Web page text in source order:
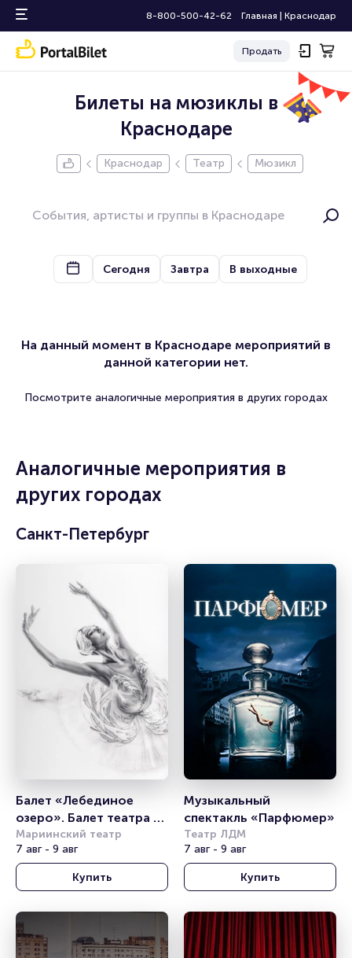
8-800-500-42-62 Главная Краснодар
Продать
Билеты на мюзиклы в
Краснодаре
Краснодар Театр Мюзикл
Сегодня Завтра В выходные
На данный момент в Краснодаре мероприятий в
данной категории нет.
Посмотрите аналогичные мероприятия в других городах
Аналогичные мероприятия в
других городах
Санкт-Петербург
Балет «Лебединое
озеро». Балет театра
им. Леонида Якобсона
Мариинский театр
7 авг - 9 авг
Купить
Музыкальный
спектакль «Парфюмер»
Театр ЛДМ
7 авг - 9 авг
Купить